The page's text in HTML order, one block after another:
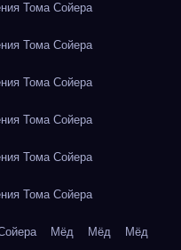
Тома Сойера
Тома Сойера
Тома Сойера
Тома Сойера
Тома Сойера
Тома Сойера
Мёд Мёд Мёд